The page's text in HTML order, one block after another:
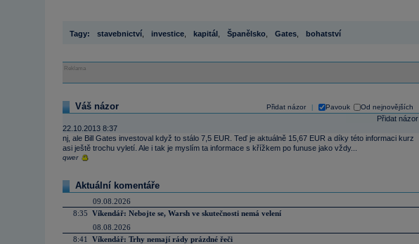
Tagy: stavebnictví, investice, kapitál, Španělsko, Gates, bohatství
Reklama
Přidat názor Pavouk Od nejnovějších
Váš názor
Přidat názor
22.10.2013 8:37
nj, ale Bill Gates investoval když to stálo 7,5 EUR. Teď je aktuálně 15,67 EUR a díky této informaci kurz
asi ještě trochu vyletí. Ale i tak je myslím ta informace s křížkem po funuse jako vždy...
qwer
Aktuální komentáře
09.08.2026
8:35 Víkendář: Nebojte se, Warsh ve skutečnosti nemá velení
08.08.2026
8:41
Víkendář: Trhy nemají rády prázdné řeči